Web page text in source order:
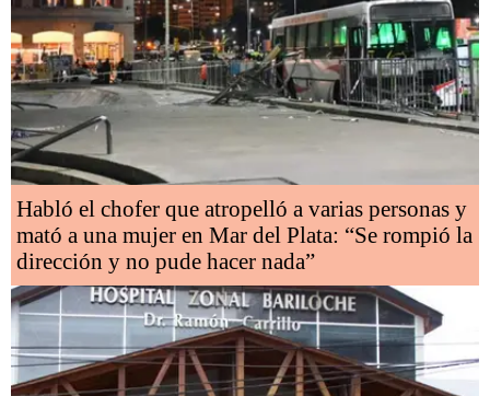
Habló el chofer que atropelló a varias personas y
mató a una mujer en Mar del Plata: “Se rompió la
dirección y no pude hacer nada”